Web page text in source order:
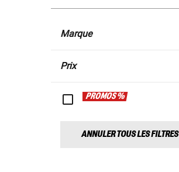
Marque
Prix
PROMOS %
ANNULER TOUS LES FILTRES